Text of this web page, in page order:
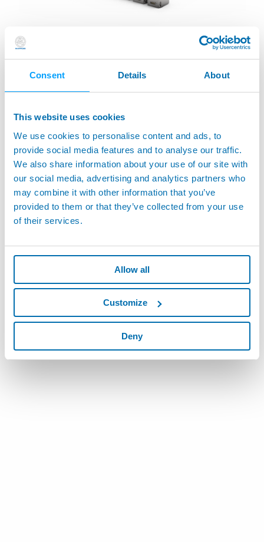
Consent Details About
This website uses cookies
We use cookies to personalise content and ads, to
provide social media features and to analyse our traffic.
We also share information about your use of our site with
our social media, advertising and analytics partners who
may combine it with other information that you’ve
provided to them or that they’ve collected from your use
of their services.
Allow all
Customize
Deny
BLÚ
Spitzendesign für Präzision
Einzelheiten